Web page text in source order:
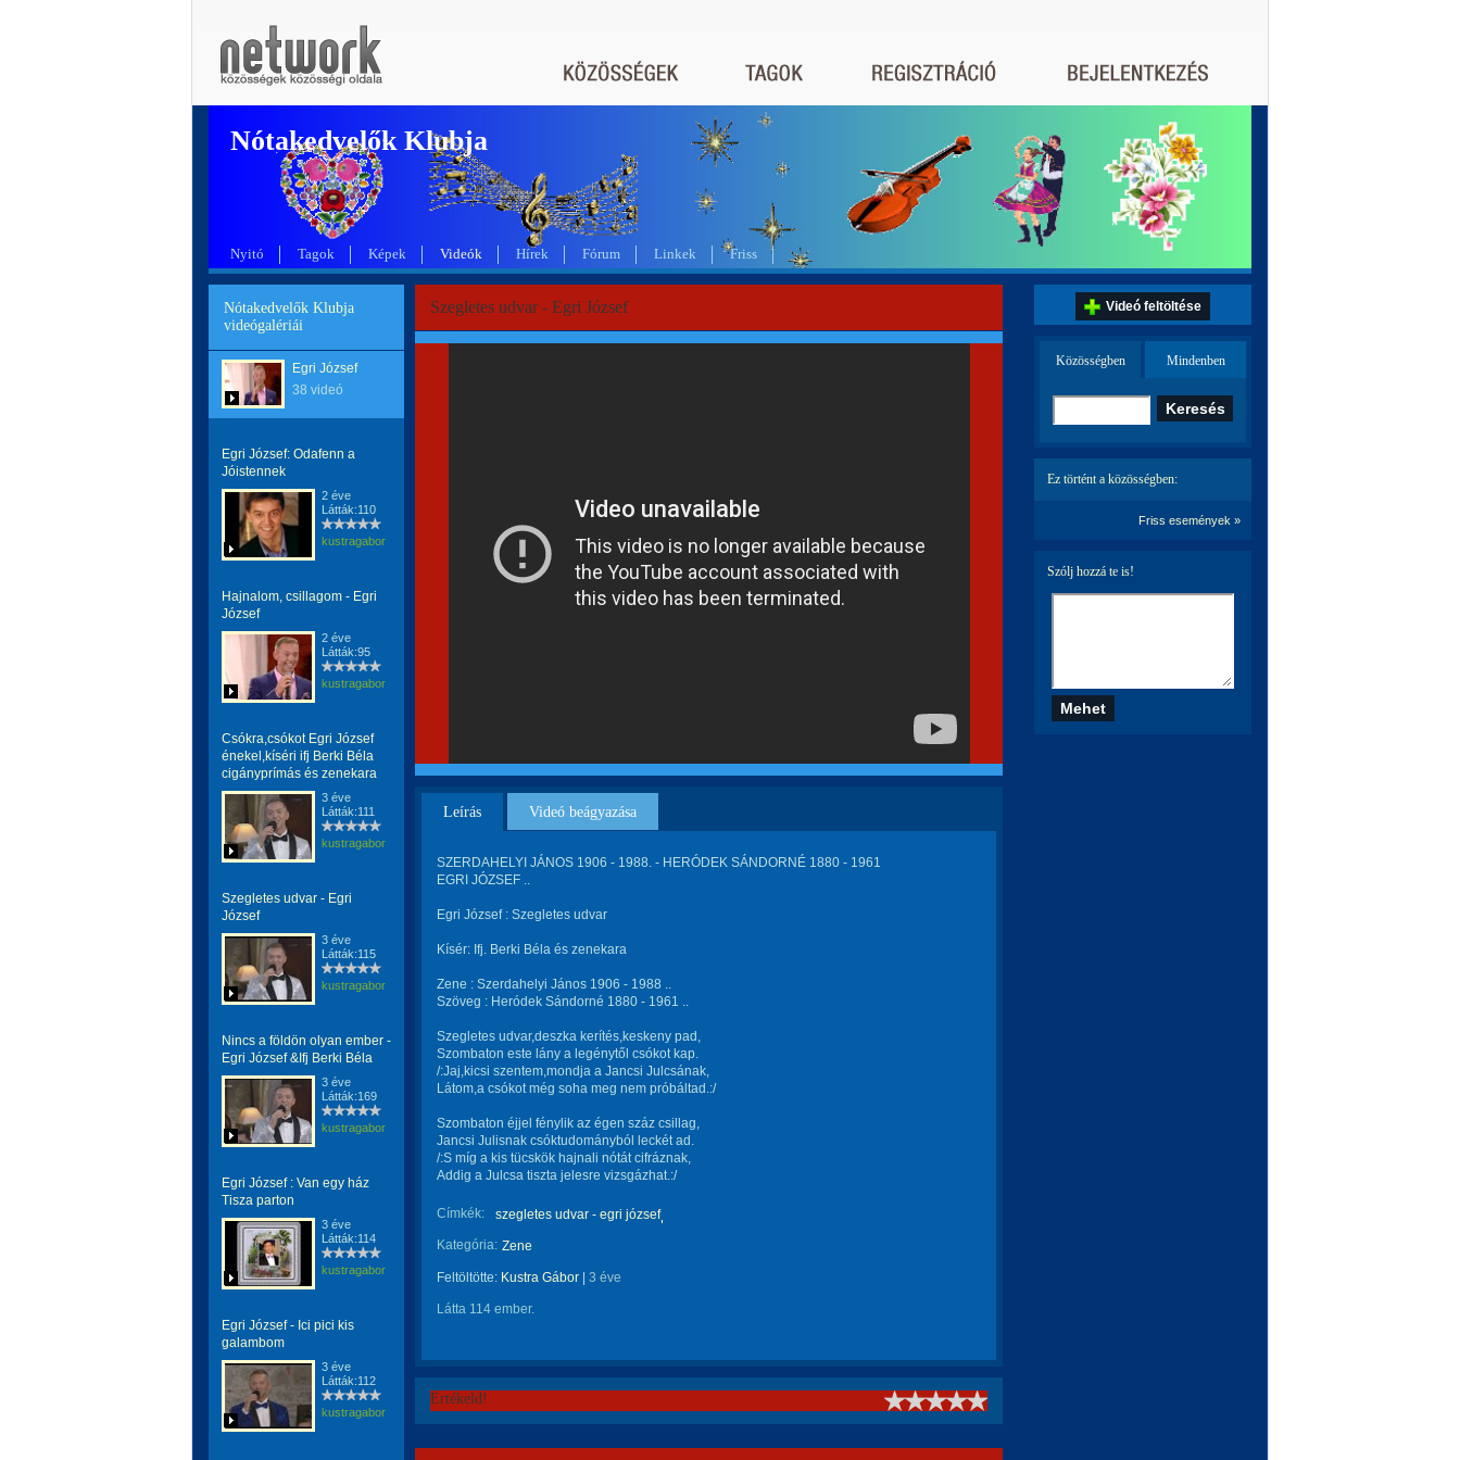
Nótakedvelők Klubja
Nyitó Tagok Képek Videók Hírek Fórum Linkek Friss
Nótakedvelők Klubja
videógalériái
Egri József
38 videó
Egri József: Odafenn a
Jóistennek
2 éve
Látták:110
kustragabor
Hajnalom, csillagom - Egri
József
2 éve
Látták:95
kustragabor
Csókra,csókot Egri József
énekel,kíséri ifj Berki Béla
cigányprímás és zenekara
3 éve
Látták:111
kustragabor
Szegletes udvar - Egri
József
3 éve
Látták:115
kustragabor
Nincs a földön olyan ember -
Egri József &Ifj Berki Béla
3 éve
Látták:169
kustragabor
Egri József : Van egy ház
Tisza parton
3 éve
Látták:114
kustragabor
Egri József - Ici pici kis
galambom
3 éve
Látták:112
kustragabor
Szegletes udvar - Egri József
Leírás Videó beágyazása
SZERDAHELYI JÁNOS 1906 - 1988. - HERÓDEK SÁNDORNÉ 1880 - 1961
EGRI JÓZSEF ..
Egri József : Szegletes udvar
Kísér: Ifj. Berki Béla és zenekara
Zene : Szerdahelyi János 1906 - 1988 ..
Szöveg : Heródek Sándorné 1880 - 1961 ..
Szegletes udvar,deszka kerítés,keskeny pad,
Szombaton este lány a legénytől csókot kap.
/:Jaj,kicsi szentem,mondja a Jancsi Julcsának,
Látom,a csókot még soha meg nem próbáltad.:/
Szombaton éjjel fénylik az égen száz csillag,
Jancsi Julisnak csóktudományból leckét ad.
/:S míg a kis tücskök hajnali nótát cifráznak,
Addig a Julcsa tiszta jelesre vizsgázhat.:/
Címkék:
szegletes udvar - egri józsef
Kategória: Zene
Feltöltötte: Kustra Gábor 3 éve
Látta 114 ember.
Értékeld!
Videó feltöltése
Közösségben Mindenben
Ez történt a közösségben:
Friss események »
Szólj hozzá te is!